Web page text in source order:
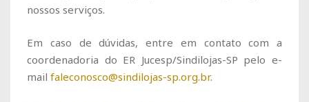
nossos serviços.
Em caso de dúvidas, entre em contato com a
coordenadoria do ER Jucesp/Sindilojas-SP pelo e-
mail faleconosco@sindilojas-sp.org.br.